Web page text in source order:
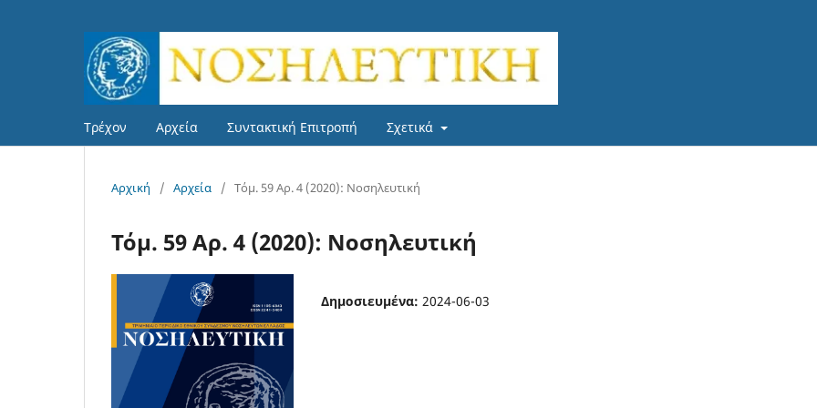
Τρέχον Αρχεία Συντακτική Επιτροπή Σχετικά
Αρχική / Αρχεία / Τόμ. 59 Αρ. 4 (2020): Νοσηλευτική
Τόμ. 59 Αρ. 4 (2020): Νοσηλευτική
Δημοσιευμένα: 2024-06-03